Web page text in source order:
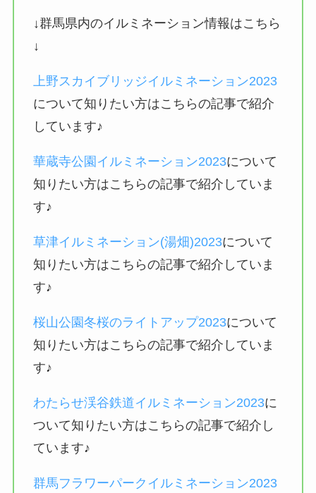
↓群馬県内のイルミネーション情報はこちら
↓
上野スカイブリッジイルミネーション2023
について知りたい方はこちらの記事で紹介
しています♪
華蔵寺公園イルミネーション2023について
知りたい方はこちらの記事で紹介していま
す♪
草津イルミネーション(湯畑)2023について
知りたい方はこちらの記事で紹介していま
す♪
桜山公園冬桜のライトアップ2023について
知りたい方はこちらの記事で紹介していま
す♪
わたらせ渓谷鉄道イルミネーション2023に
ついて知りたい方はこちらの記事で紹介し
ています♪
群馬フラワーパークイルミネーション2023